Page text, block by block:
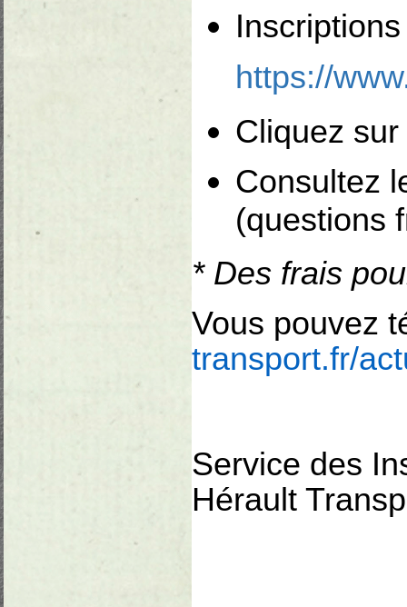
https://
Cliquez
Consultez
(questions
* Des frais
Vous pouvez
transport.fr/
Service des
Hérault